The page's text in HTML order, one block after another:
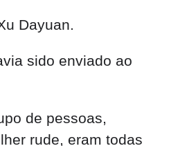
Dayuan.
sido enviado ao
de pessoas,
rude, eram todas